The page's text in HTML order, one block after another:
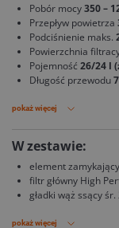
Pobór mocy350 –
Przepływ powietrza
Podciśnienie maks.
Powierzchnia
Pojemność 26/24 l
Długość przewodu
pokaż więcej
W zestawie:
element
filtr główny High
gładki wąż ssący
pokaż więcej